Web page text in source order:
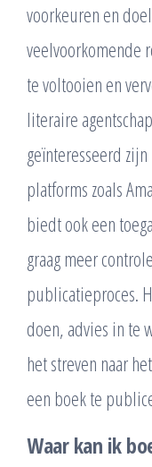
voorkeuren en
veelvoorkomende
te voltooien en
literaire
geïnteresseerd
platforms zoals
biedt ook een
graag meer
publicatieproces.
doen, advies in te
het streven naar
een boek te
Waar kan ik